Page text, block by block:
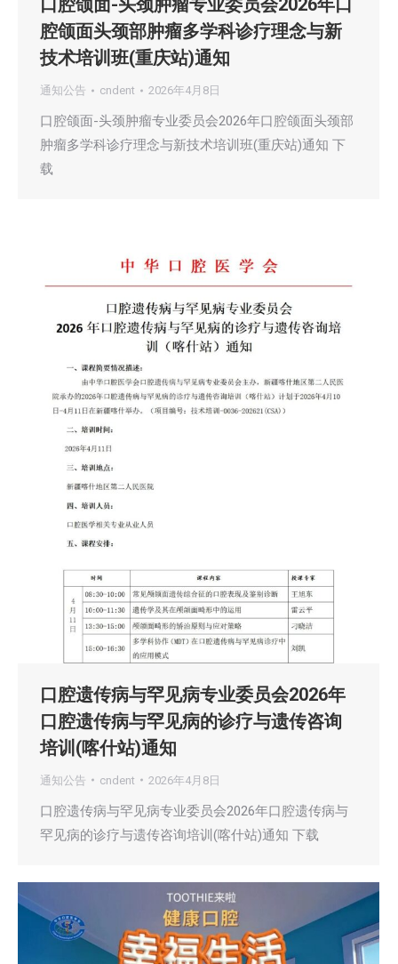
口腔颌面-头颈肿瘤专业委员会2026年口
腔颌面头颈部肿瘤多学科诊疗理念与新
技术培训班(重庆站)通知
通知公告 cndent 2026年4月8日
口腔颌面-头颈肿瘤专业委员会2026年口腔颌面头颈部
肿瘤多学科诊疗理念与新技术培训班(重庆站)通知 下
载
口腔遗传病与罕见病专业委员会2026年
口腔遗传病与罕见病的诊疗与遗传咨询
培训(喀什站)通知
通知公告 cndent 2026年4月8日
口腔遗传病与罕见病专业委员会2026年口腔遗传病与
罕见病的诊疗与遗传咨询培训(喀什站)通知 下载